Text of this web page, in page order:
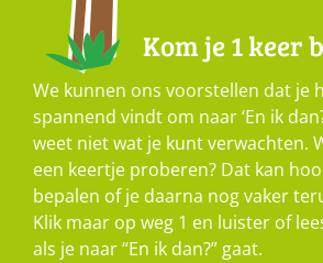
Kom je 1 keer
We kunnen ons voorstellen dat je
spannend vindt om naar ‘En ik
weet niet wat je kunt verwachten.
een keertje proberen? Dat kan
bepalen of je daarna nog vaker
Klik maar op weg 1 en luister of
als je naar “En ik dan?” gaat.